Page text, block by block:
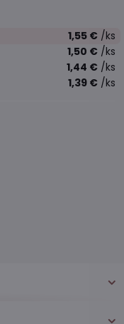
1,55 € /ks
1,50 € /ks
1,44 € /ks
1,39 € /ks